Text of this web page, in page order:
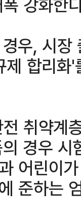
우, 시
합리화
취약계
경우
어린이
준하는